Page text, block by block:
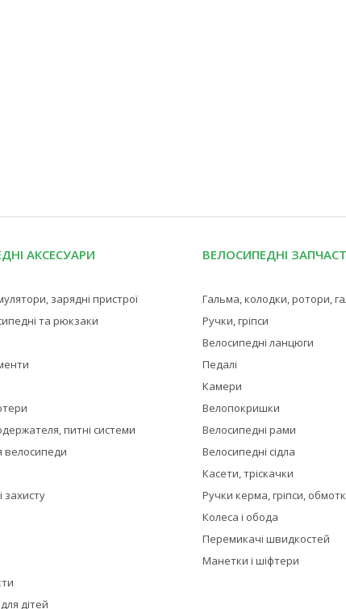
АКСЕСУАРИ
зарядні пристрої
та рюкзаки
питні системи
велосипеди
захисту
дітей
ВЕЛОСИПЕДНІ
Гальма, колодки, ротори,
Ручки, гріпси
Велосипедні ланцюги
Педалі
Камери
Велопокришки
Велосипедні рами
Велосипедні сідла
Касети, тріскачки
Ручки керма, гріпси,
Колеса і обода
Перемикачі швидкостей
Манетки і шіфтери